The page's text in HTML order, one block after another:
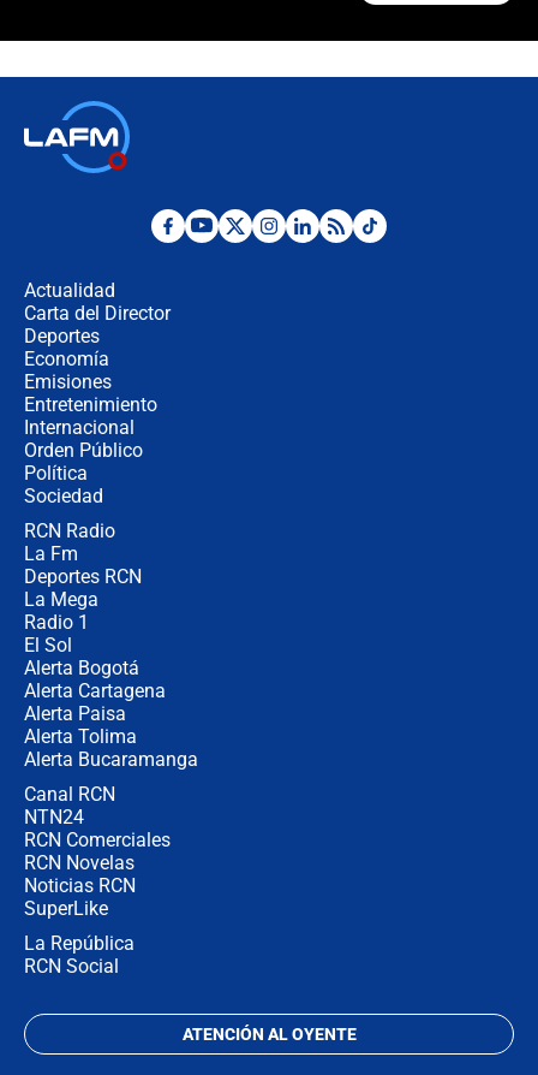
Posesión de Abelardo De La Espriella
Actualidad
Carta del Director
Deportes
Economía
Emisiones
Entretenimiento
Internacional
Orden Público
Política
Sociedad
RCN Radio
La Fm
Deportes RCN
La Mega
Radio 1
El Sol
Alerta Bogotá
Alerta Cartagena
Alerta Paisa
Alerta Tolima
Alerta Bucaramanga
Canal RCN
NTN24
RCN Comerciales
RCN Novelas
Noticias RCN
SuperLike
La República
RCN Social
ATENCIÓN AL OYENTE